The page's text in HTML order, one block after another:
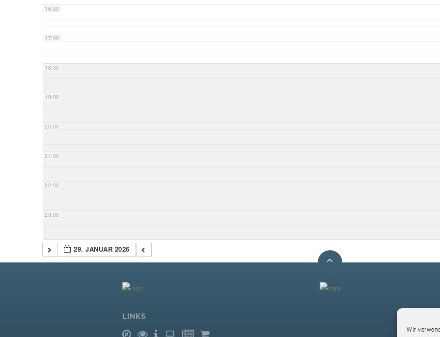
Wir
16:00
17:00
18:00
19:00
20:00
21:00
22:00
23:00
29. JANUAR 2026
LINKS